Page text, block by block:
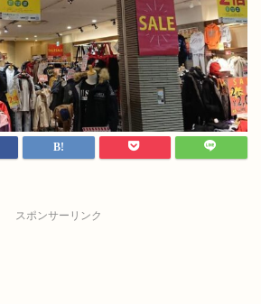
スポンサーリンク